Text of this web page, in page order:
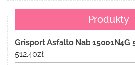
Produkty
Grisport Asfalto Nab 15001N4G
512.40zł